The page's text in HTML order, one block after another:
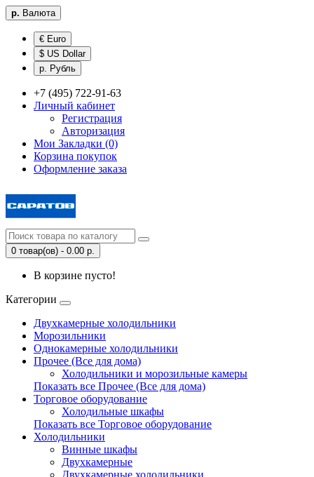
р. Валюта
€ Euro
$ US Dollar
р. Рубль
+7 (495) 722-91-63
Личный кабинет
Регистрация
Авторизация
Мои Закладки (0)
Корзина покупок
Оформление заказа
0 товар(ов) - 0.00 р.
В корзине пусто!
Категории
Двухкамерные холодильники
Морозильники
Однокамерные холодильники
Прочее (Все для дома)
Холодильники и морозильные камеры
Показать все Прочее (Все для дома)
Торговое оборудование
Холодильные шкафы
Показать все Торговое оборудование
Холодильники
Винные шкафы
Двухкамерные
Двухкамерные холодильники